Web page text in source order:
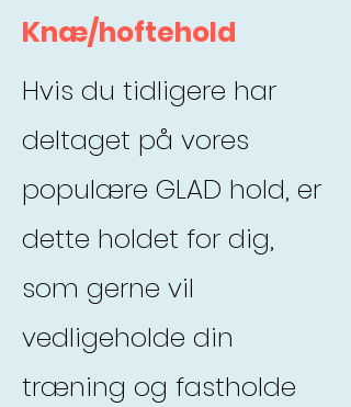
Knæ/hoftehold
Hvis du tidligere har
deltaget på vores
populære GLAD hold, er
dette holdet for dig,
som gerne vil
vedligeholde din
træning og fastholde